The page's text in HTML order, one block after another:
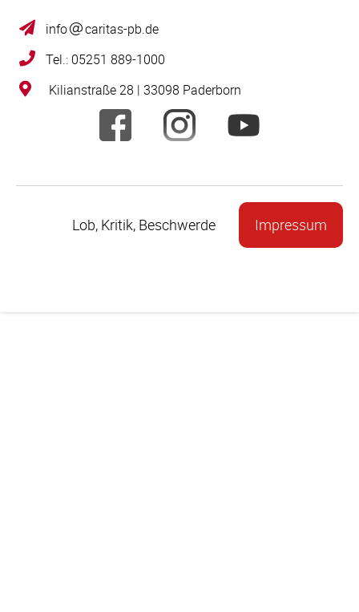
info
caritas-pb.de
Tel.: 05251 889-1000
Kilianstraße 28 | 33098 Paderborn
Lob, Kritik, Beschwerde Impressum